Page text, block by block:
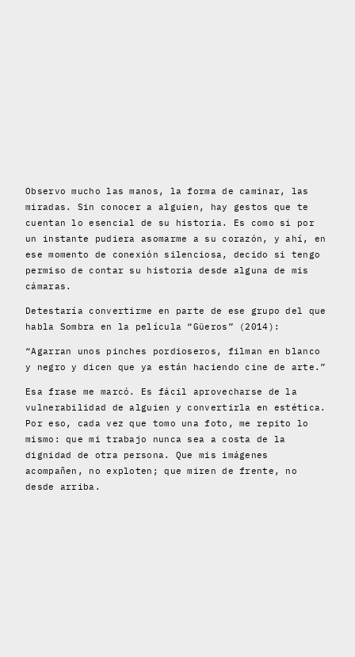
Observo mucho las manos, la forma de caminar, las
miradas. Sin conocer a alguien, hay gestos que te
cuentan lo esencial de su historia. Es como si por
un instante pudiera asomarme a su corazón, y ahí, en
ese momento de conexión silenciosa, decido si tengo
permiso de contar su historia desde alguna de mis
cámaras.
Detestaría convertirme en parte de ese grupo del que
habla Sombra en la película “Güeros” (2014):
“Agarran unos pinches pordioseros, filman en blanco
y negro y dicen que ya están haciendo cine de arte.”
Esa frase me marcó. Es fácil aprovecharse de la
vulnerabilidad de alguien y convertirla en estética.
Por eso, cada vez que tomo una foto, me repito lo
mismo: que mi trabajo nunca sea a costa de la
dignidad de otra persona. Que mis imágenes
acompañen, no exploten; que miren de frente, no
desde arriba.